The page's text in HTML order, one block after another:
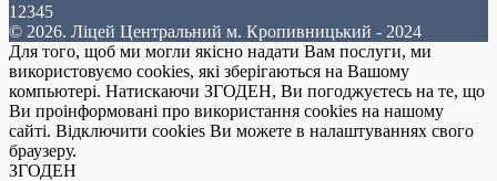
12345
© 2026. Ліцей Центральний м. Кропивницький - 2024
Для того, щоб ми могли якісно надати Вам послуги, ми
використовуємо cookies, які зберігаються на Вашому
компьютері. Натискаючи ЗГОДЕН, Ви погоджуєтесь на те, що
Ви проінформовані про використання cookies на нашому
сайті. Відключити cookies Ви можете в налаштуваннях свого
браузеру.
ЗГОДЕН